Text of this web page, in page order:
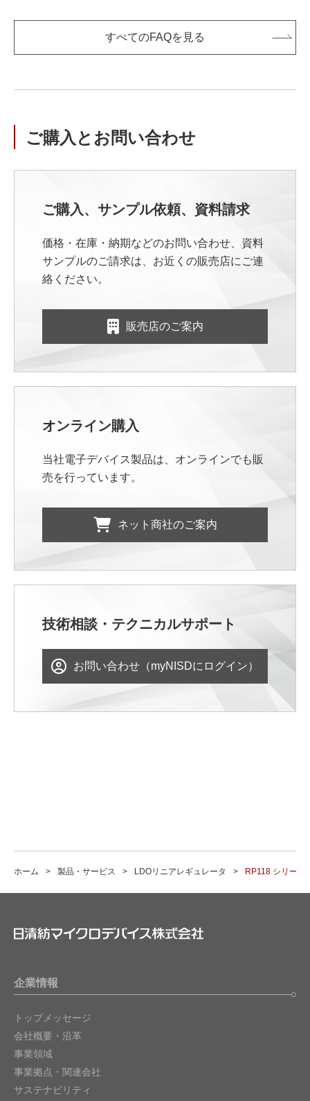
すべてのFAQを見る
ご購入とお問い合わせ
ご購入、サンプル依頼、資料請求
価格・在庫・納期などのお問い合わせ、資料
サンプルのご請求は、お近くの販売店にご連
絡ください。
販売店のご案内
オンライン購入
当社電子デバイス製品は、オンラインでも販
売を行っています。
ネット商社のご案内
技術相談・テクニカルサポート
お問い合わせ（myNISDにログイン）
ホーム 製品・サービス LDOリニアレギュレータ RP118 シリーズ
企業情報
トップメッセージ
会社概要・沿革
事業領域
事業拠点・関連会社
サステナビリティ